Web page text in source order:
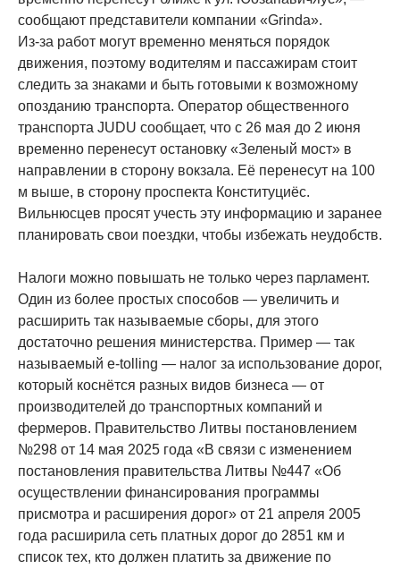
сообщают представители компании «Grinda».
Из-за работ могут временно меняться порядок
движения, поэтому водителям и пассажирам стоит
следить за знаками и быть готовыми к возможному
опозданию транспорта. Оператор общественного
транспорта JUDU сообщает, что с 26 мая до 2 июня
временно перенесут остановку «Зеленый мост» в
направлении в сторону вокзала. Её перенесут на 100
м выше, в сторону проспекта Конституциёс.
Вильнюсцев просят учесть эту информацию и заранее
планировать свои поездки, чтобы избежать неудобств.
Налоги можно повышать не только через парламент.
Один из более простых способов — увеличить и
расширить так называемые сборы, для этого
достаточно решения министерства. Пример — так
называемый e-tolling — налог за использование дорог,
который коснётся разных видов бизнеса — от
производителей до транспортных компаний и
фермеров. Правительство Литвы постановлением
№298 от 14 мая 2025 года «В связи с изменением
постановления правительства Литвы №447 «Об
осуществлении финансирования программы
присмотра и расширения дорог» от 21 апреля 2005
года расширила сеть платных дорог до 2851 км и
список тех, кто должен платить за движение по